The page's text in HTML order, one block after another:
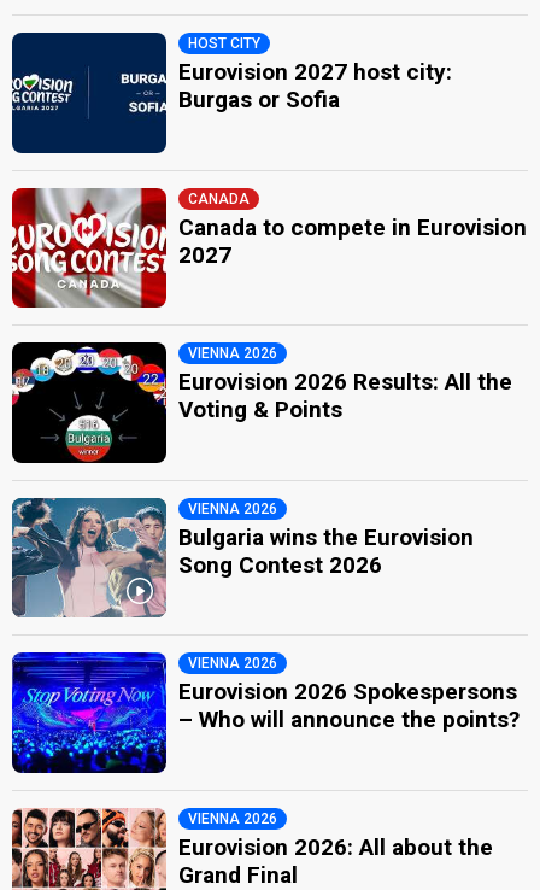
HOST CITY
Eurovision 2027 host city:
Burgas or Sofia
CANADA
Canada to compete in Eurovision
2027
VIENNA 2026
Eurovision 2026 Results: All the
Voting & Points
VIENNA 2026
Bulgaria wins the Eurovision
Song Contest 2026
VIENNA 2026
Eurovision 2026 Spokespersons
– Who will announce the points?
VIENNA 2026
Eurovision 2026: All about the
Grand Final